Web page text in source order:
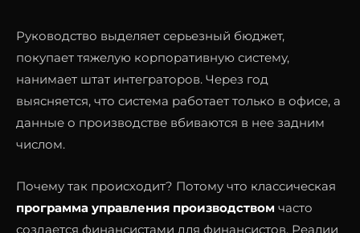
Руководство выделяет серьезный бюджет,
покупает тяжелую корпоративную систему,
нанимает штат интеграторов. Через год
выясняется, что система работает только в офисе, а
данные о производстве вбиваются в нее задним
числом.
Почему так происходит? Потому что классическая
программа управления производством часто
создается финансистами для финансистов. Реалии